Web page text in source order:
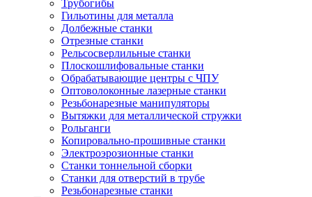
Трубогибы
Гильотины для металла
Долбежные станки
Отрезные станки
Рельсосверлильные станки
Плоскошлифовальные станки
Обрабатывающие центры с ЧПУ
Оптоволоконные лазерные станки
Резьбонарезные манипуляторы
Вытяжки для металлической стружки
Рольганги
Копировально-прошивные станки
Электроэрозионные станки
Станки тоннельной сборки
Станки для отверстий в трубе
Резьбонарезные станки